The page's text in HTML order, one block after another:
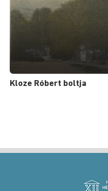
Kloze Róbert boltja